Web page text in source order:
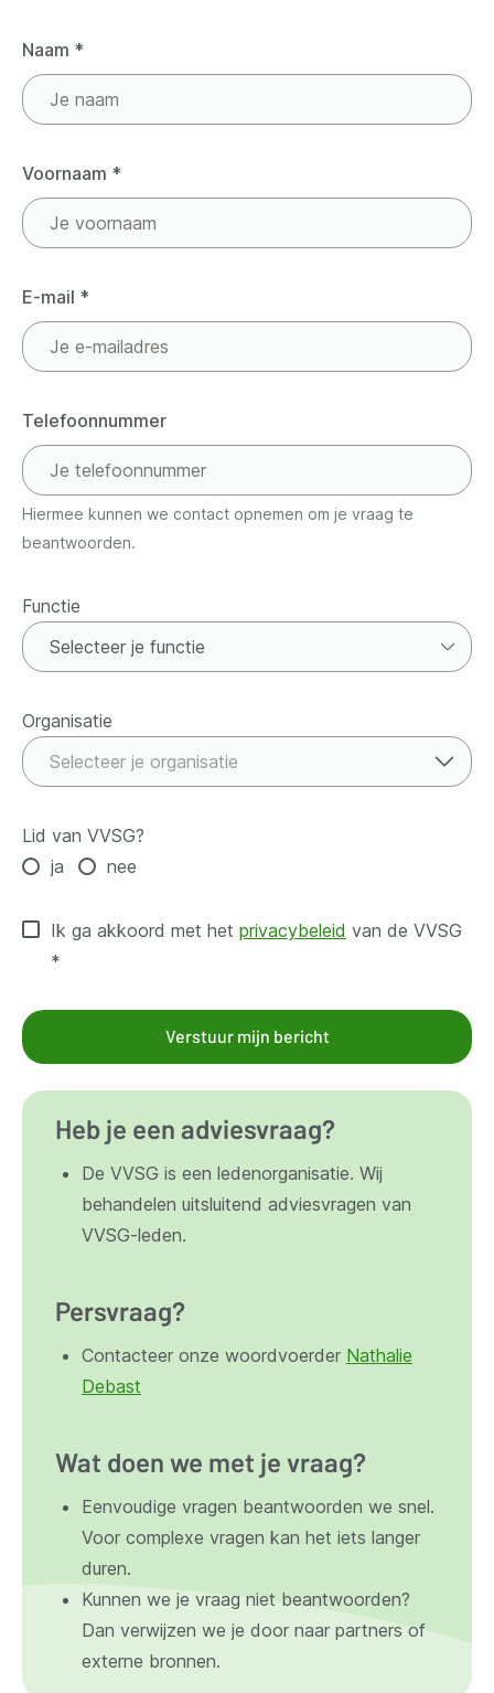
Naam *
Voornaam *
E-mail *
Telefoonnummer
Hiermee kunnen we contact opnemen om je vraag te
beantwoorden.
Functie
Functie
Organisatie
Organisatie
Selecteer je organisatie
Lid van VVSG?
ja
nee
Ik ga akkoord met het privacybeleid van de VVSG
*
Verstuur mijn bericht
Heb je een adviesvraag?
De VVSG is een ledenorganisatie. Wij
behandelen uitsluitend adviesvragen van
VVSG-leden.
Persvraag?
Contacteer onze woordvoerder Nathalie
Debast
Wat doen we met je vraag?
Eenvoudige vragen beantwoorden we snel.
Voor complexe vragen kan het iets langer
duren.
Kunnen we je vraag niet beantwoorden?
Dan verwijzen we je door naar partners of
externe bronnen.